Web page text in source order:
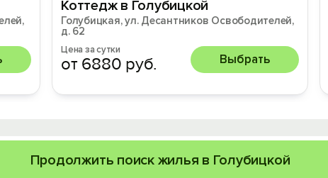
Коттедж в Голубицкой
Голубицкая, ул. Десантников Освободителей,
д. 62
Цена за сутки
от 6880 руб. Выбрать
Продолжить поиск жилья в Голубицкой